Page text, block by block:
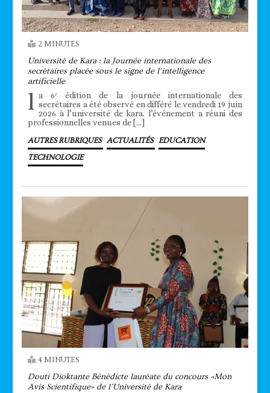
2 MINUTES
Université de Kara : la Journée internationale des
secrétaires placée sous le signe de l’intelligence
artificielle
l a 6ᵉ édition de la journée internationale des
secrétaires a été observé en différé le vendredi 19 juin
2026 à l’université de kara. l’événement a réuni des
professionnelles venues de […]
AUTRES RUBRIQUES ACTUALITÉS EDUCATION
TECHNOLOGIE
4 MINUTES
Douti Dioktante Bénédicte lauréate du concours «Mon
Avis Scientifique» de l’Université de Kara